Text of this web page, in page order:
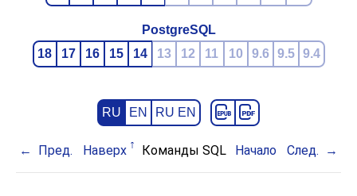
PostgreSQL
18
17 16 15 14 13 12 11 10 9.6 9.5 9.4
RU EN RU EN
Пред. Наверх Команды SQL Начало След.